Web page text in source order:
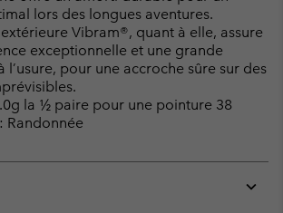
lors des longues aventures.
Vibram®, quant à elle, assure
exceptionnelle et une grande
l’usure, pour une accroche sûre sur des
la ½ paire pour une pointure 38
Randonnée